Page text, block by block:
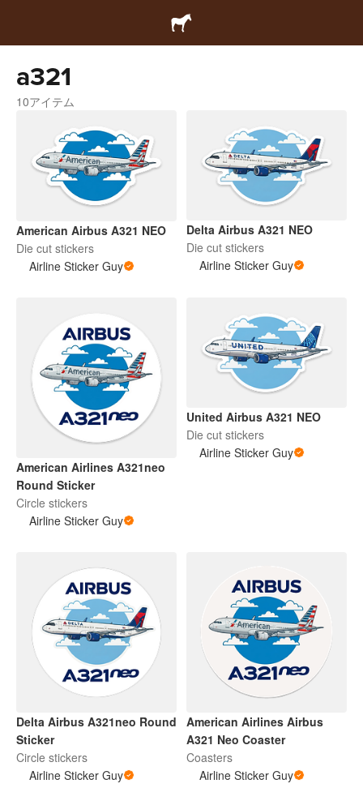
a321
10アイテム
American Airbus A321 NEO
Die cut stickers
Airline Sticker Guy
Delta Airbus A321 NEO
Die cut stickers
Airline Sticker Guy
American Airlines A321neo
Round Sticker
Circle stickers
Airline Sticker Guy
United Airbus A321 NEO
Die cut stickers
Airline Sticker Guy
Delta Airbus A321neo Round
Sticker
Circle stickers
Airline Sticker Guy
American Airlines Airbus
A321 Neo Coaster
Coasters
Airline Sticker Guy